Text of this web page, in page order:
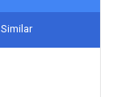
Similar